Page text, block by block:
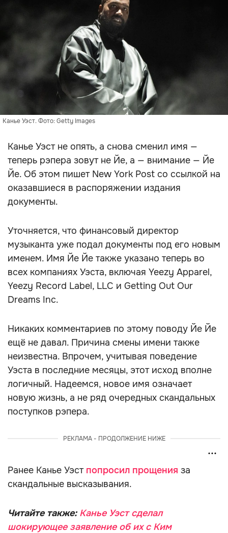
Канье Уэст. Фото: Getty Images
Канье Уэст не опять, а снова сменил имя —
теперь рэпера зовут не Йе, а — внимание — Йе
Йе. Об этом пишет New York Post со ссылкой на
оказавшиеся в распоряжении издания
документы.
Уточняется, что финансовый директор
музыканта уже подал документы под его новым
именем. Имя Йе Йе также указано теперь во
всех компаниях Уэста, включая Yeezy Apparel,
Yeezy Record Label, LLC и Getting Out Our
Dreams Inc.
Никаких комментариев по этому поводу Йе Йе
ещё не давал. Причина смены имени также
неизвестна. Впрочем, учитывая поведение
Уэста в последние месяцы, этот исход вполне
логичный. Надеемся, новое имя означает
новую жизнь, а не ряд очередных скандальных
поступков рэпера.
РЕКЛАМА - ПРОДОЛЖЕНИЕ НИЖЕ
Ранее Канье Уэст попросил прощения за
скандальные высказывания.
Читайте также: Канье Уэст сделал
шокирующее заявление об их с Ким